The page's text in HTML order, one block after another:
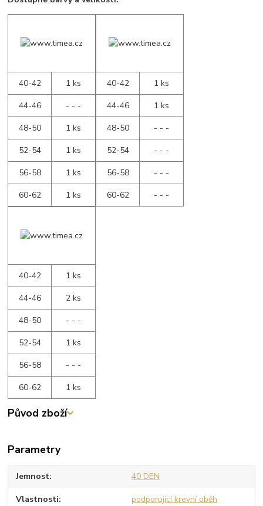
40-42
1 ks
44-46
- - -
48-50
1 ks
52-54
1 ks
56-58
1 ks
60-62
1 ks
40-42
1 ks
44-46
1 ks
48-50
- - -
52-54
- - -
56-58
- - -
60-62
- - -
40-42
1 ks
44-46
2 ks
48-50
- - -
52-54
1 ks
56-58
- - -
60-62
1 ks
Původ zboží
Parametry
Jemnost 40 DEN
Vlastnosti podporující krevní oběh